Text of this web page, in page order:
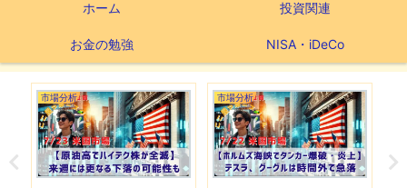
ホーム 投資関連
お金の勉強 NISA・iDeCo
市場分析 市場分析